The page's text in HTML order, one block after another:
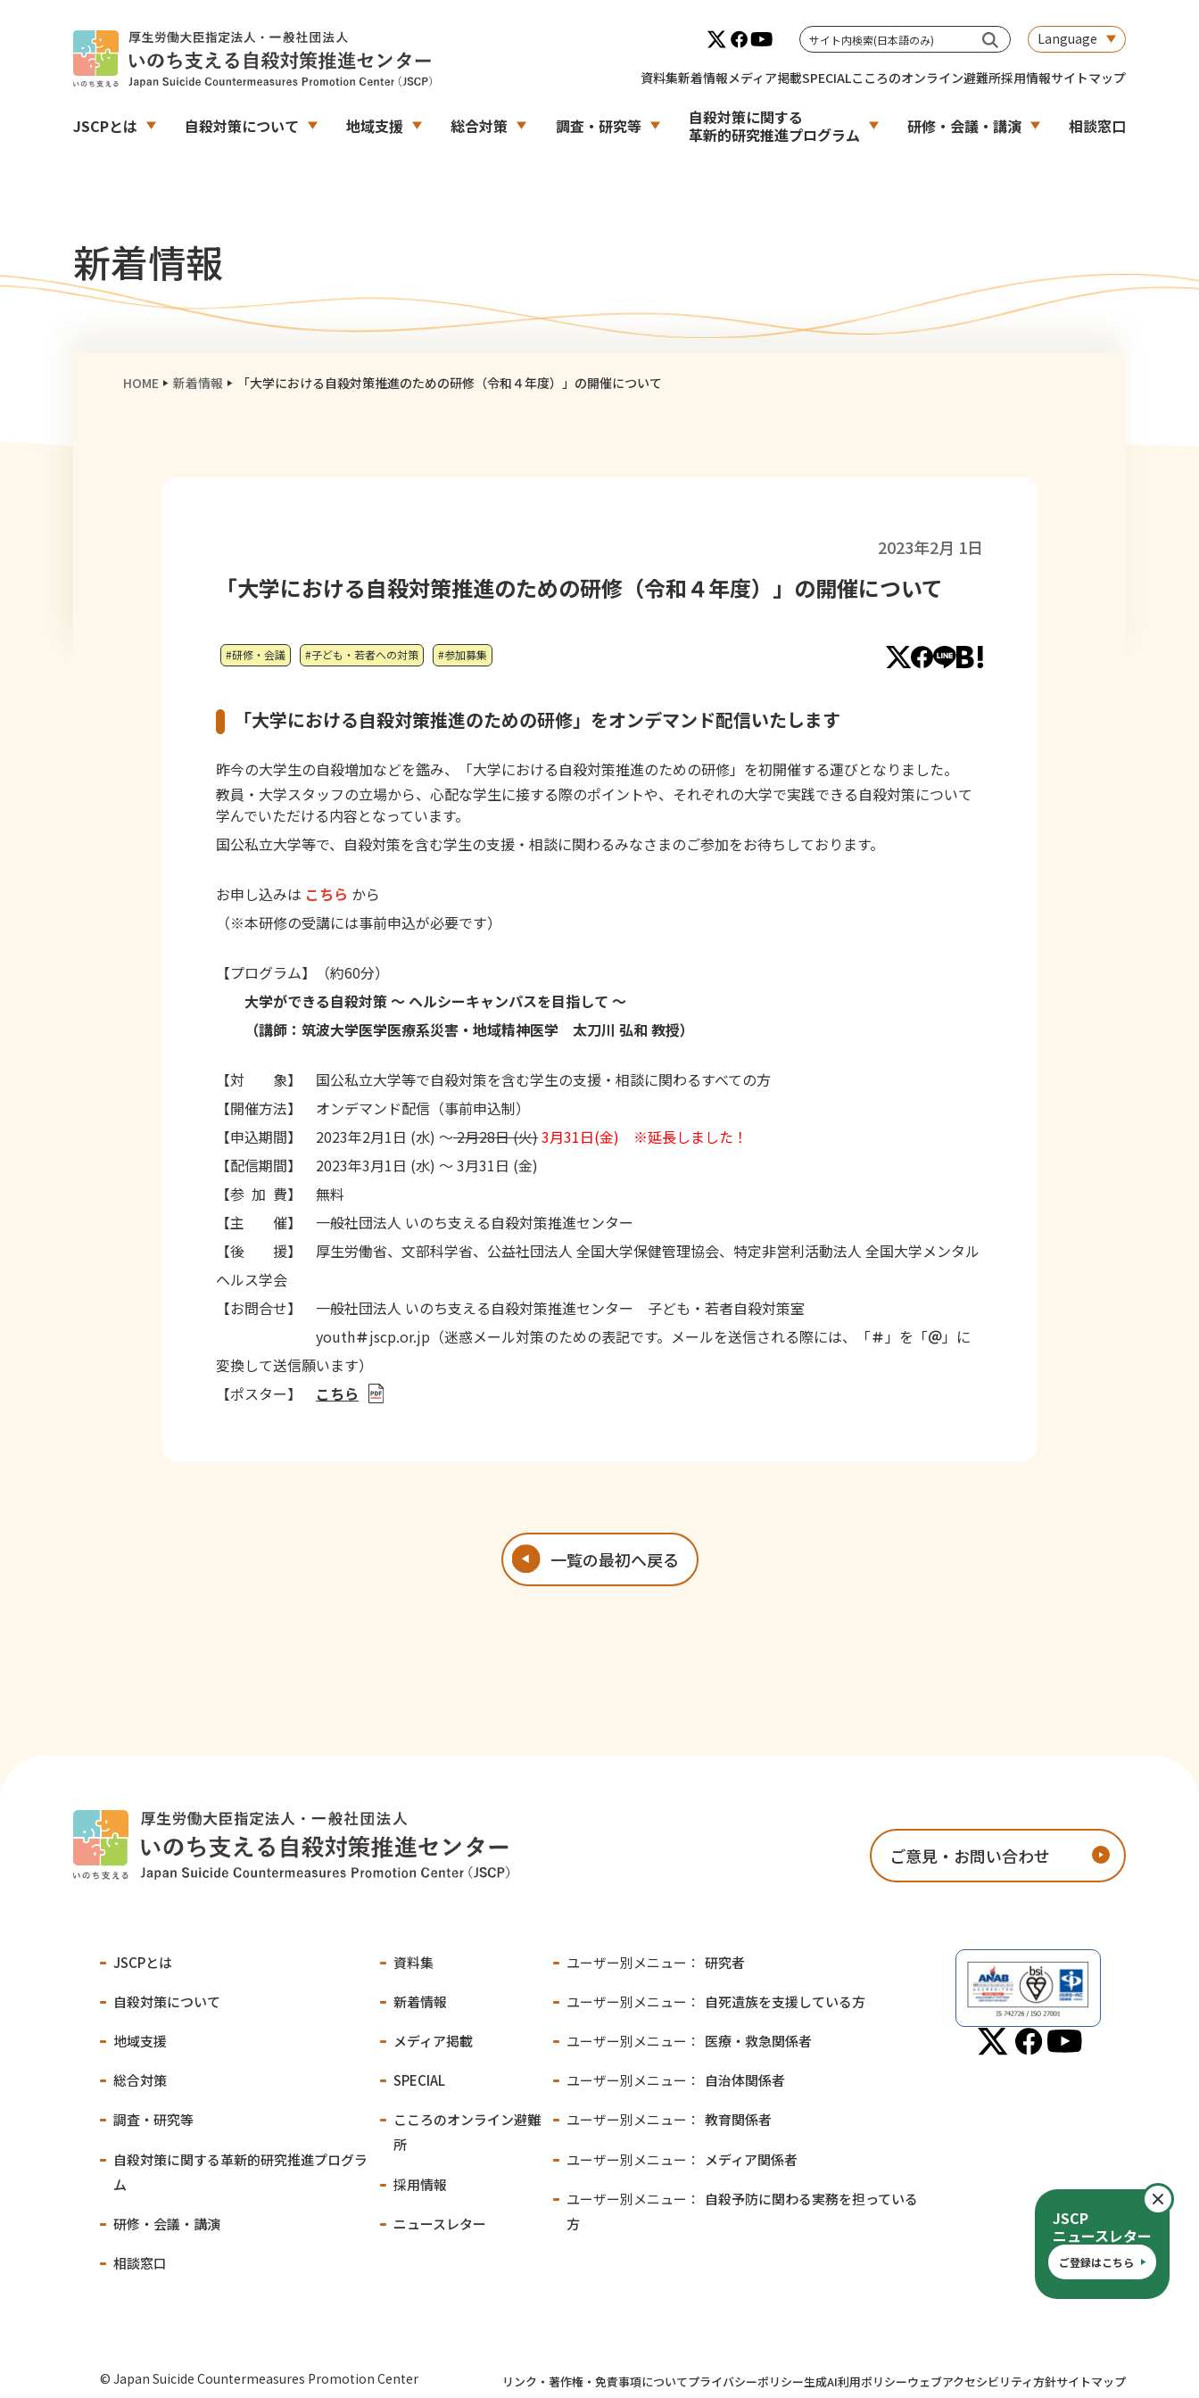
Language
資料集新着情報メディア掲載SPECIALこころのオンライン避難所採用情報サイトマップ
JSCPとは 自殺対策について 地域支援 総合対策 調査・研究等
自殺対策に関する
革新的研究推進プログラム
研修・会議・講演 相談窓口
新着情報
HOME 新着情報 「大学における自殺対策推進のための研修（令和４年度）」の開催について
2023年2月 1日
「大学における自殺対策推進のための研修（令和４年度）」の開催について
#研修・会議 #子ども・若者への対策 #参加募集
「大学における自殺対策推進のための研修」をオンデマンド配信いたします
昨今の大学生の自殺増加などを鑑み、「大学における自殺対策推進のための研修」を初開催する運びとなりました。
教員・大学スタッフの立場から、心配な学生に接する際のポイントや、それぞれの大学で実践できる自殺対策について
学んでいただける内容となっています。
国公私立大学等で、自殺対策を含む学生の支援・相談に関わるみなさまのご参加をお待ちしております。
お申し込みは こちら から
（※本研修の受講には事前申込が必要です）
【プログラム】（約60分）
大学ができる自殺対策 ～ ヘルシーキャンパスを目指して ～
（講師：筑波大学医学医療系災害・地域精神医学 太刀川 弘和 教授）
【対 象】 国公私立大学等で自殺対策を含む学生の支援・相談に関わるすべての方
【開催方法】 オンデマンド配信（事前申込制）
【申込期間】 2023年2月1日 (水) ～2月28日 (火)3月31日(金) ※延長しました！
【配信期間】 2023年3月1日 (水) ～ 3月31日 (金)
【参 加 費】 無料
【主 催】 一般社団法人 いのち支える自殺対策推進センター
【後 援】 厚生労働省、文部科学省、公益社団法人 全国大学保健管理協会、特定非営利活動法人 全国大学メンタル
ヘルス学会
【お問合せ】 一般社団法人 いのち支える自殺対策推進センター 子ども・若者自殺対策室
youth＃jscp.or.jp（迷惑メール対策のための表記です。メールを送信される際には、「＃ 」を「＠」に
変換して送信願います）
【ポスター】 こちら
一覧の最初へ戻る
閉
JSCP
ニュースレター
ご登録はこちら
JSCPとは
自殺対策について
地域支援
総合対策
調査・研究等
自殺対策に関する革新的研究推進プログラ
ム
研修・会議・講演
相談窓口
資料集
新着情報
メディア掲載
SPECIAL
こころのオンライン避難
所
採用情報
ニュースレター
ユーザー別メニュー： 研究者
ユーザー別メニュー： 自死遺族を支援している方
ユーザー別メニュー： 医療・救急関係者
ユーザー別メニュー： 自治体関係者
ユーザー別メニュー： 教育関係者
ユーザー別メニュー： メディア関係者
ユーザー別メニュー：
自殺予防に関わる実務を担っている
方
リンク・著作権・免責事項についてプライバシーポリシー生成AI利用ポリシーウェブアクセシビリティ方針サイトマップ
ご意見・お問い合わせ
© Japan Suicide Countermeasures Promotion Center